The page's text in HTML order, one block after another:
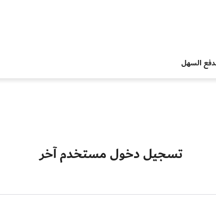
السهل
تسجيل دخول مستخدم آخر